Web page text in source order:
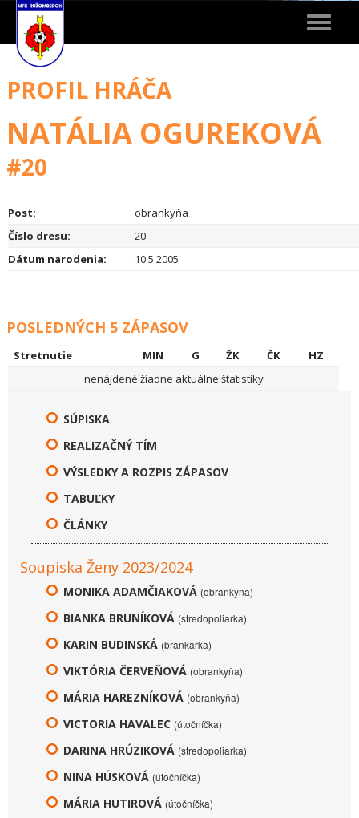
Toggle
PROFIL HRÁČA
NATÁLIA OGUREKOVÁ
#20
Post:
obrankyňa
Číslo dresu:
20
Dátum narodenia:
10.5.2005
POSLEDNÝCH 5 ZÁPASOV
Stretnutie MIN G ŽK ČK
HZ
nenájdené žiadne aktuálne štatistiky
SÚPISKA
REALIZAČNÝ TÍM
VÝSLEDKY A ROZPIS ZÁPASOV
TABUĽKY
ČLÁNKY
Soupiska Ženy 2023/2024
MONIKA ADAMČIAKOVÁ (obrankyňa)
BIANKA BRUNÍKOVÁ (stredopoliarka)
KARIN BUDINSKÁ (brankárka)
VIKTÓRIA ČERVEŇOVÁ (obrankyňa)
MÁRIA HAREZNÍKOVÁ (obrankyňa)
VICTORIA HAVALEC (útočníčka)
DARINA HRÚZIKOVÁ (stredopoliarka)
NINA HÚSKOVÁ (útočníčka)
MÁRIA HUTIROVÁ (útočníčka)